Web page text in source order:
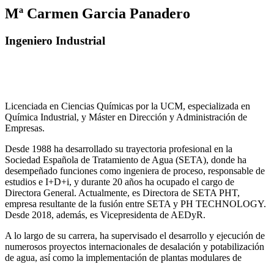
Mª Carmen Garcia Panadero
Ingeniero Industrial
Licenciada en Ciencias Químicas por la UCM, especializada en
Química Industrial, y Máster en Dirección y Administración de
Empresas.
Desde 1988 ha desarrollado su trayectoria profesional en la
Sociedad Española de Tratamiento de Agua (SETA), donde ha
desempeñado funciones como ingeniera de proceso, responsable de
estudios e I+D+i, y durante 20 años ha ocupado el cargo de
Directora General. Actualmente, es Directora de SETA PHT,
empresa resultante de la fusión entre SETA y PH TECHNOLOGY.
Desde 2018, además, es Vicepresidenta de AEDyR.
A lo largo de su carrera, ha supervisado el desarrollo y ejecución de
numerosos proyectos internacionales de desalación y potabilización
de agua, así como la implementación de plantas modulares de